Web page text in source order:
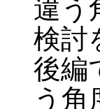
違う
検討
後編
う角